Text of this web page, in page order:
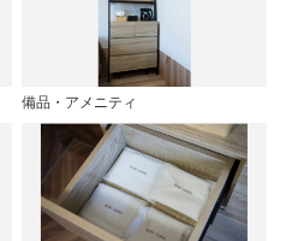
備品・アメニティ